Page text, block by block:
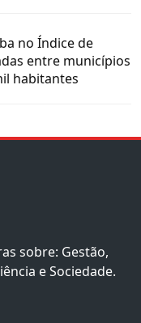
no Índice de
entre municípios
habitantes
sobre: Gestão,
e Sociedade.